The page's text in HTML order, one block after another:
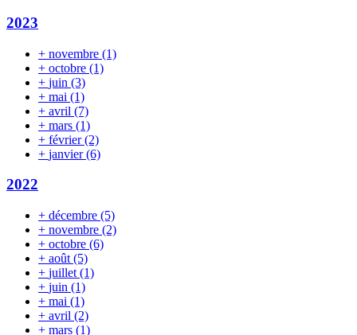
2023
+ novembre (1)
+ octobre (1)
+ juin (3)
+ mai (1)
+ avril (7)
+ mars (1)
+ février(2)
+ janvier(6)
2022
+ décembre (5)
+ novembre (2)
+ octobre (6)
+ août (5)
+ juillet (1)
+ juin (1)
+ mai (1)
+ avril (2)
+ mars (1)